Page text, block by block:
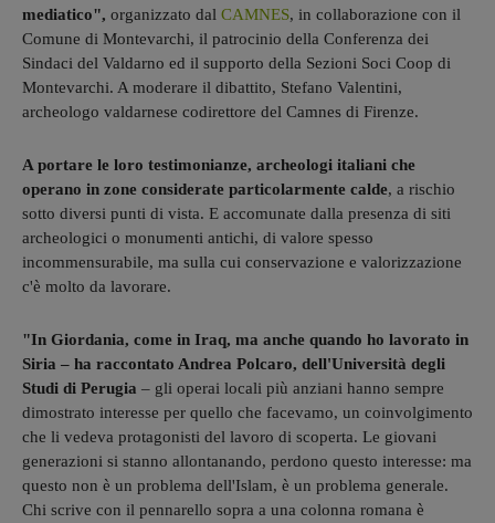
mediatico", organizzato dal CAMNES, in collaborazione con il
Comune di Montevarchi, il patrocinio della Conferenza dei
Sindaci del Valdarno ed il supporto della Sezioni Soci Coop di
Montevarchi. A moderare il dibattito, Stefano Valentini,
archeologo valdarnese codirettore del Camnes di Firenze.
A portare le loro testimonianze, archeologi italiani che
operano in zone considerate particolarmente calde, a rischio
sotto diversi punti di vista. E accomunate dalla presenza di siti
archeologici o monumenti antichi, di valore spesso
incommensurabile, ma sulla cui conservazione e valorizzazione
c'è molto da lavorare.
"In Giordania, come in Iraq, ma anche quando ho lavorato in
Siria – ha raccontato Andrea Polcaro, dell'Università degli
Studi di Perugia – gli operai locali più anziani hanno sempre
dimostrato interesse per quello che facevamo, un coinvolgimento
che li vedeva protagonisti del lavoro di scoperta. Le giovani
generazioni si stanno allontanando, perdono questo interesse: ma
questo non è un problema dell'Islam, è un problema generale.
Chi scrive con il pennarello sopra a una colonna romana è